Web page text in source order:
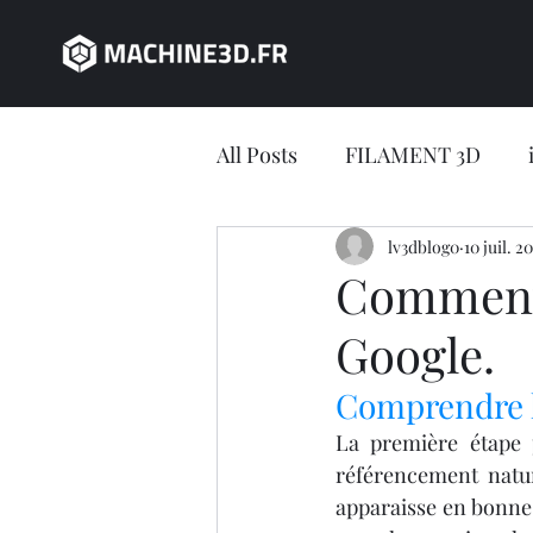
All Posts FILAMENT 3D
JEU CONCOURS
impression 3D en ligne
Jeu concours LV3D
Google.
lv3dblog0 10 juil.
Comprendre
La première
référencement
apparaisse en